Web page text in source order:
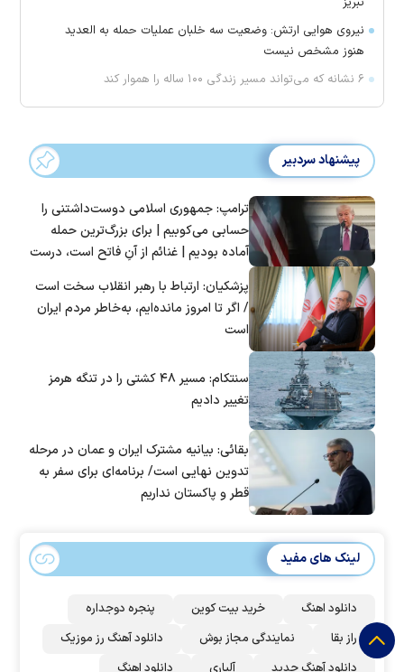
نیروی هوایی ارتش: وضعیت سه خلبان عملیات حمله به العدید
هنوز مشخص نیست
۶ نشانه که می‌تواند مسیر زندگی ۱۰۰ ساله را هموار کند
پیشنهاد سردبیر
ترامپ: جمهوری اسلامی دوست‌داشتنی را
حسابی می‌کوبیم | برای بزرگ‌ترین حمله
آماده بودیم | غنائم از آنِ فاتح است، درست
پزشکیان: ارتباط با رهبر انقلاب سخت است
/ اگر تا امروز مانده‌ایم، به‌خاطر مردم ایران
است
سنتکام: مسیر ۴۸ کشتی را در تنگه هرمز
تغییر دادیم
بقائی: بیانیه مشترک ایران و عمان در مرحله
تدوین نهایی است/ برنامه‌ای برای سفر به
قطر و پاکستان نداریم
لینک های مفید
دانلود اهنگ خرید بیت کوین
پنجره دوجداره
راز بقا
نمایندگی مجاز بوش
دانلود آهنگ رز‌ موزیک
دانلود آهنگ جدید
آلپاری دانلود اهنگ